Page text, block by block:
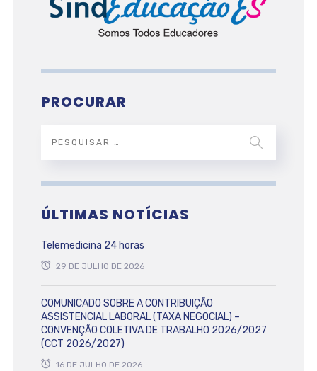
PROCURAR
ÚLTIMAS NOTÍCIAS
Telemedicina 24 horas
29 DE JULHO DE 2026
COMUNICADO SOBRE A CONTRIBUIÇÃO
ASSISTENCIAL LABORAL (TAXA NEGOCIAL) –
CONVENÇÃO COLETIVA DE TRABALHO 2026/2027
(CCT 2026/2027)
16 DE JULHO DE 2026